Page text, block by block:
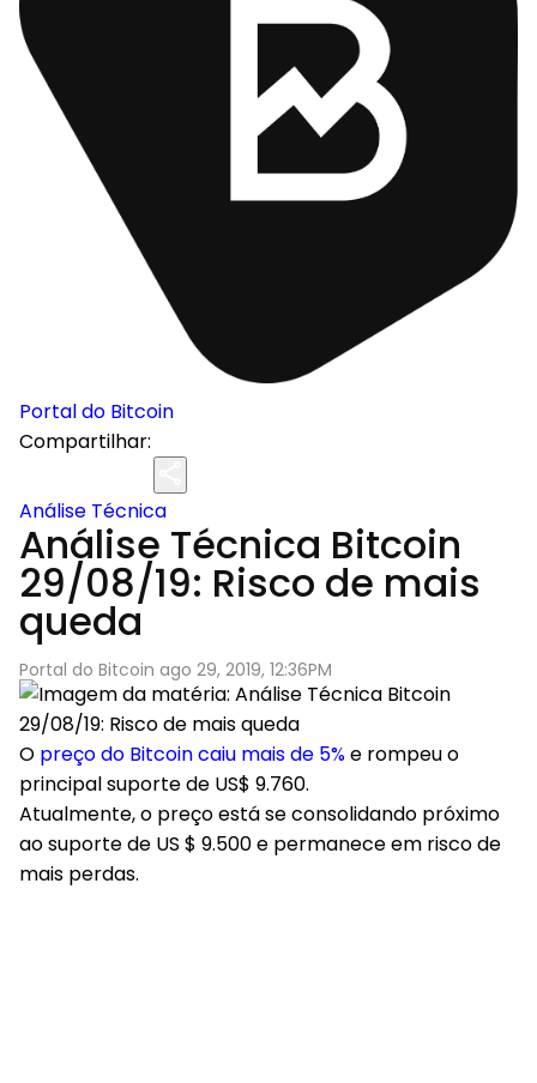
Portal do Bitcoin
Compartilhar:
Análise Técnica
Análise Técnica Bitcoin
29/08/19: Risco de mais
queda
Portal do Bitcoin ago 29, 2019, 12:36PM
O preço do Bitcoin caiu mais de 5%e rompeu o
principal suporte de US$ 9.760.
Atualmente, o preço está se consolidando próximo
ao suporte de US $ 9.500 e permanece em risco de
mais perdas.